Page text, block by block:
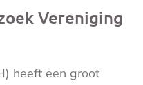
Vereniging
heeft een groot